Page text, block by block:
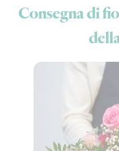
Consegna di